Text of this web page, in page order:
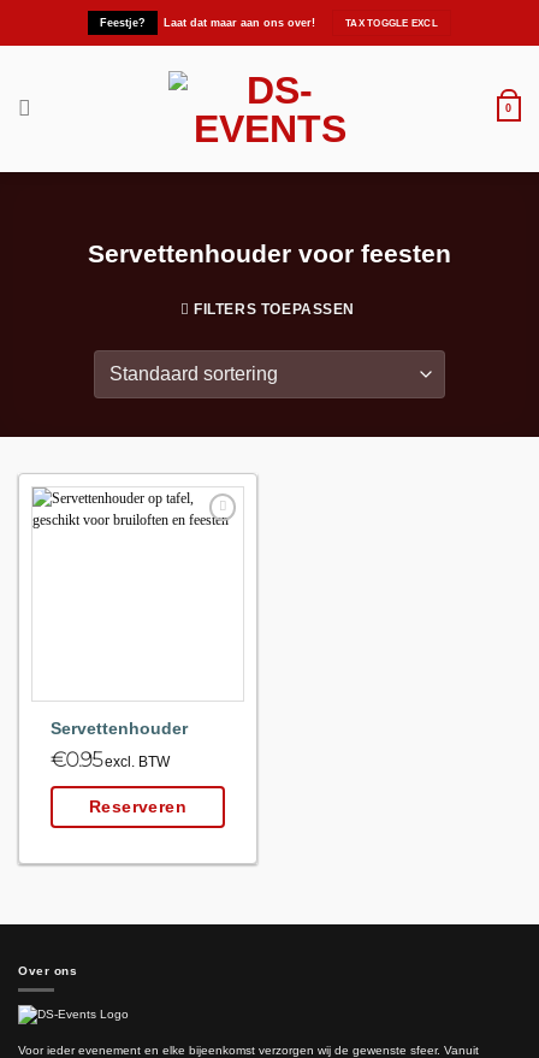
Feestje? Laat dat maar aan ons over!
0
Servettenhouder voor feesten
FILTERS TOEPASSEN
Servettenhouder
€0.95excl. BTW
Reserveren
Over ons
Voor ieder evenement en elke bijeenkomst verzorgen wij de gewenste sfeer. Vanuit